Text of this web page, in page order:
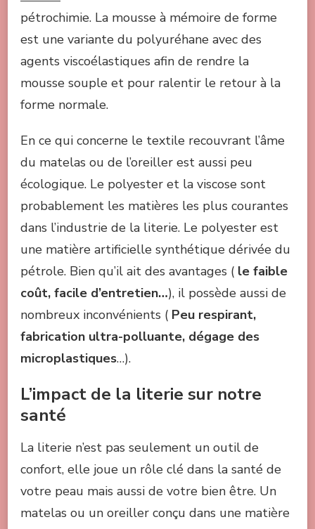
pétrochimie. La mousse à mémoire de forme
est une variante du polyuréhane avec des
agents viscoélastiques afin de rendre la
mousse souple et pour ralentir le retour à la
forme normale.
En ce qui concerne le textile recouvrant l’âme
du matelas ou de l’oreiller est aussi peu
écologique. Le polyester et la viscose sont
probablement les matières les plus courantes
dans l’industrie de la literie. Le polyester est
une matière artificielle synthétique dérivée du
pétrole. Bien qu’il ait des avantages ( le faible
coût, facile d’entretien…), il possède aussi de
nombreux inconvénients ( Peu respirant,
fabrication ultra-polluante, dégage des
microplastiques…).
L’impact de la literie sur notre
santé
La literie n’est pas seulement un outil de
confort, elle joue un rôle clé dans la santé de
votre peau mais aussi de votre bien être. Un
matelas ou un oreiller conçu dans une matière